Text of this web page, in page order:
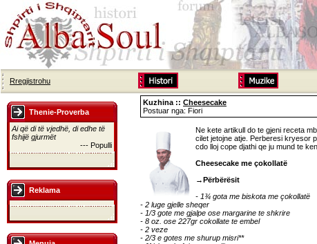
Rregjistrohu
Thenie-Proverba
Ai që di të vjedhë, di edhe të
fshijë gjurmët
--- Populli
Reklama
Kuzhina :: Cheesecake
Postuar nga: Fiori
Ne kete artikull do te gjeni receta
cilet jetojne atje. Perberesi kryesor
cdo lloj cope djathi qe ju mund te
Cheesecake me çokollatë
→Përbërësit
- 1¾ gota me biskota me çokollatë
- 2 luge gjelle sheqer
- 1/3 gote me gjalpe ose margarine te shkrire
- 8 oz. ose 227gr cokollate te embel
- 2 veze
- 2/3 e gotes me shurup misri**